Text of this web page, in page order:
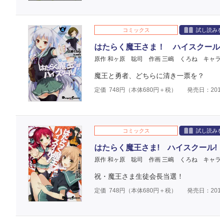
コミックス 試し読み
はたらく魔王さま！ ハイスクー
原作 和ヶ原 聡司 作画 三嶋 くろね キャ
魔王と勇者、どちらに清き一票を？
定価 748 円（本体680円＋税） 発売日：
コミックス 試し読み
はたらく魔王さま! ハイスクー
原作 和ヶ原 聡司 作画 三嶋 くろね キャ
祝・魔王さま生徒会長当選！
定価 748 円（本体680円＋税） 発売日：